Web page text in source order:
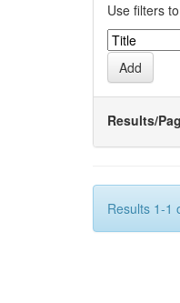
Use filters
Results/
Results 1-1